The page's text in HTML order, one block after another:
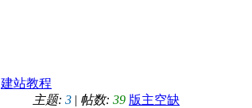
建站教程
主题: 3 | 帖数: 39 版主空缺